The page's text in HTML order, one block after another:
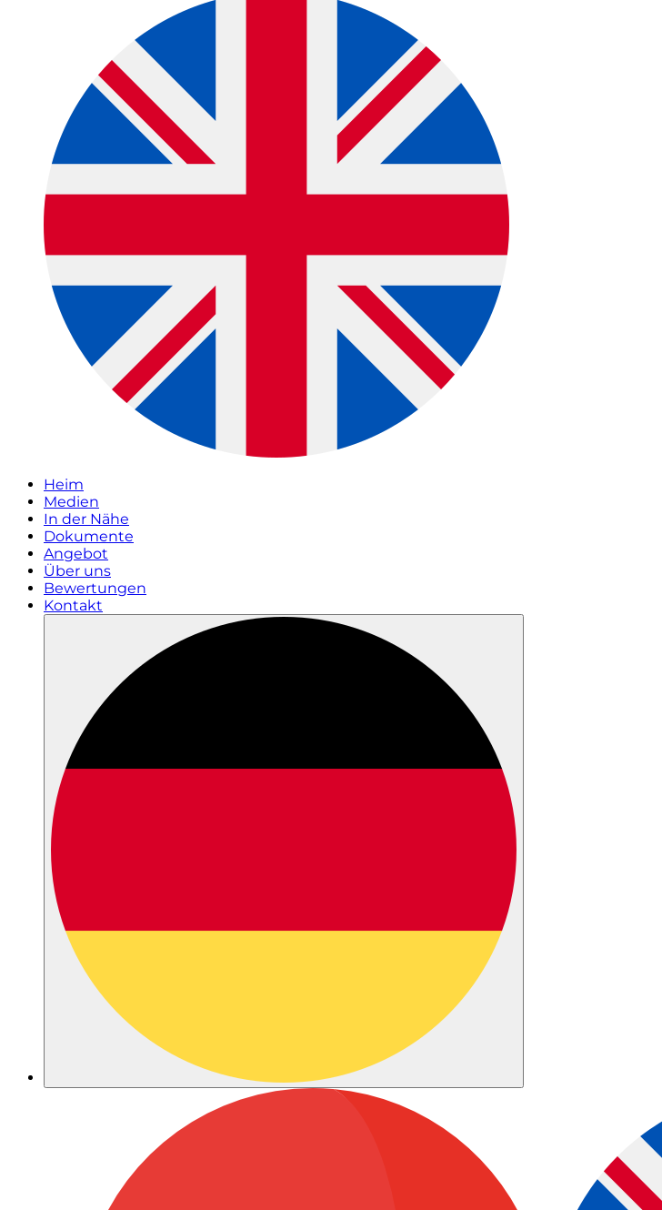
Heim
Medien
In der Nähe
Dokumente
Angebot
Über uns
Bewertungen
Kontakt